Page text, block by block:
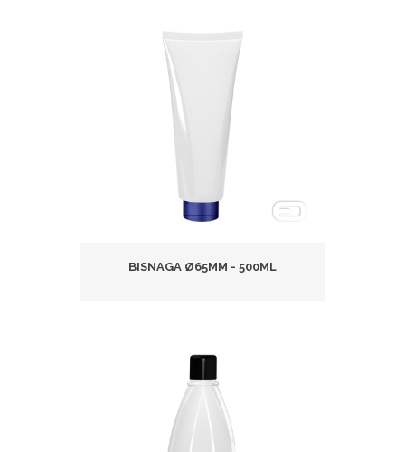
BISNAGA Ø65MM - 500ML